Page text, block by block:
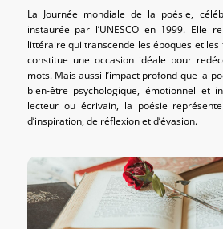
La Journée mondiale de la poésie,
instaurée par l’UNESCO en 1999. Elle
littéraire qui transcende les époques et
constitue une occasion idéale pour
mots. Mais aussi l’impact profond que la
bien-être psychologique, émotionnel et
lecteur ou écrivain, la poésie
d’inspiration, de réflexion et d’évasion.